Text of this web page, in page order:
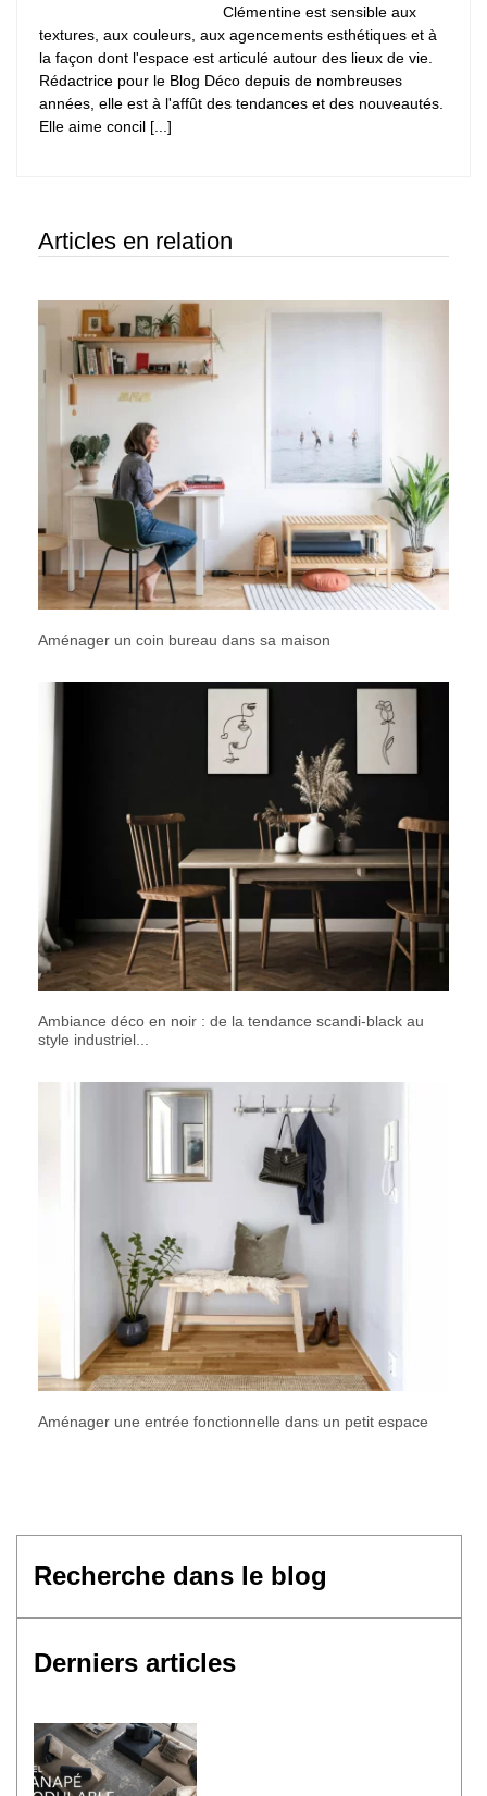
Clémentine est sensible aux
textures, aux couleurs, aux agencements esthétiques et à
la façon dont l'espace est articulé autour des lieux de vie.
Rédactrice pour le Blog Déco depuis de nombreuses
années, elle est à l'affût des tendances et des nouveautés.
Elle aime concil [...]
Articles en relation
Aménager un coin bureau dans sa maison
Ambiance déco en noir : de la tendance scandi-black au
style industriel...
Aménager une entrée fonctionnelle dans un petit espace
Derniers articles